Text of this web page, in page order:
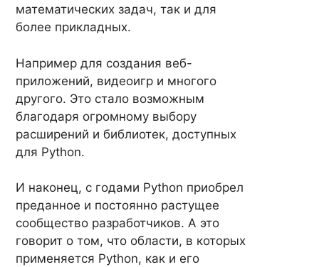
математических задач, так и для
более прикладных.
Например для создания веб-
приложений, видеоигр и многого
другого. Это стало возможным
благодаря огромному выбору
расширений и библиотек, доступных
для Python.
И наконец, с годами Python приобрел
преданное и постоянно растущее
сообщество разработчиков. А это
говорит о том, что области, в которых
применяется Python, как и его